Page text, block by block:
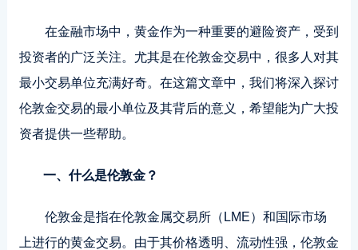
在金融市场中，黄金作为一种重要的避险资产，受到
投资者的广泛关注。尤其是在伦敦金交易中，很多人对其
最小交易单位充满好奇。在这篇文章中，我们将深入探讨
伦敦金交易的最小单位及其背后的意义，希望能为广大投
资者提供一些帮助。
一、什么是伦敦金？
伦敦金是指在伦敦金属交易所（LME）和国际市场
上进行的黄金交易。由于其价格透明、流动性强，伦敦金